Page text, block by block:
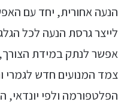
הנעה אחורית, יחד עם
לייצר גרסת הנעה לכל
אפשר לנתק במידת
צמד המנועים חדש לגמרי
הפלטפורמה ולפי יונדאי,